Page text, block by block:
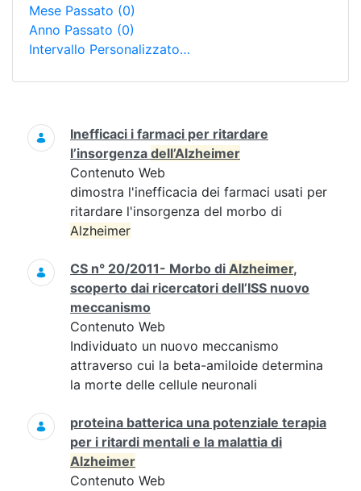
Mese Passato (0)
Anno Passato (0)
Intervallo Personalizzato…
Ricerca
Inefficaci i farmaci per ritardare
l’insorgenza dell’Alzheimer
Contenuto Web
dimostra l'inefficacia dei farmaci usati per
ritardare l'insorgenza del morbo di
Alzheimer
CS n° 20/2011- Morbo di Alzheimer,
scoperto dai ricercatori dell’ISS nuovo
meccanismo
Contenuto Web
Individuato un nuovo meccanismo
attraverso cui la beta-amiloide determina
la morte delle cellule neuronali
proteina batterica una potenziale terapia
per i ritardi mentali e la malattia di
Alzheimer
Contenuto Web